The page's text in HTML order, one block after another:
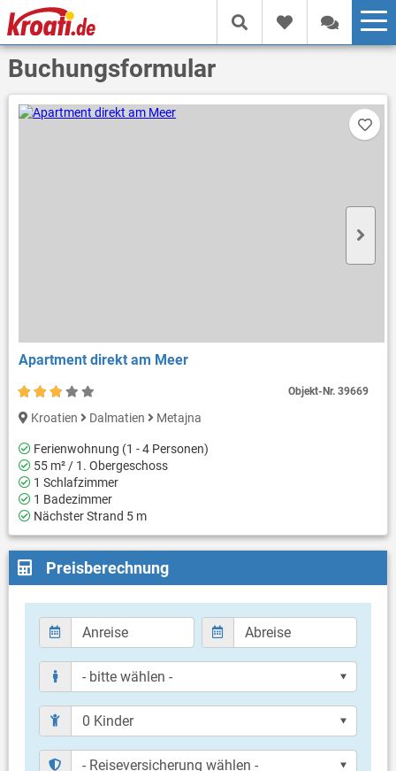
Buchungsformular
Apartment direkt am Meer
Kroatien Dalmatien Metajna
Ferienwohnung (1 - 4 Personen)
55 m² / 1. Obergeschoss
1 Schlafzimmer
1 Badezimmer
Nächster Strand 5 m
Objekt-Nr. 39669
Preisberechnung